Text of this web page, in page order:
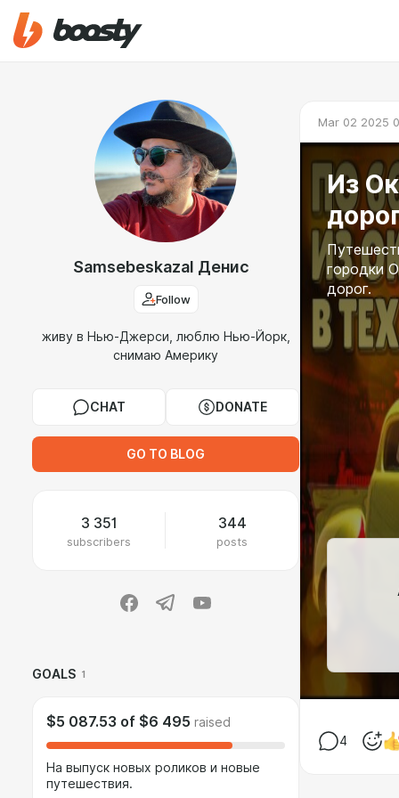
Samsebeskazal Денис
Follow
живу в Нью-Джерси, люблю Нью-Йорк,
снимаю Америку
CHAT DONATE
GO TO BLOG
3 351
subscribers
344
posts
GOALS 1
$5 087.53 of $6 495 raised
На выпуск новых роликов и новые
путешествия.
Mar 02 2025
Из
городки
дорог.
4